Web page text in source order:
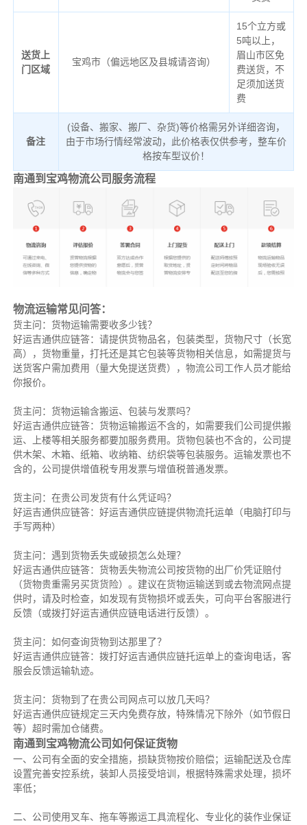
送货上
门区域
宝鸡市（偏远地区及县城请咨询）
15个立方或
5吨以上，
眉山市区免
费送货，不
足须加送货
费
备注
(设备、搬家、搬厂、杂货)等价格需另外详细咨询，
由于市场行情经常波动，此价格表仅供参考，整车价
格按车型议价！
南通到宝鸡物流公司服务流程
物流运输常见问答：
货主问：货物运输需要收多少钱？
好运吉通供应链答：请提供货物品名，包装类型，货物尺寸（长宽
高），货物重量，打托还是其它包装等货物相关信息，如需提货与
送货客户需加费用（量大免提送货费），物流公司工作人员才能给
你报价。
货主问：货物运输含搬运、包装与发票吗？
好运吉通供应链答：货物运输搬运不含的，如需要我们公司提供搬
运、上楼等相关服务都要加服务费用。货物包装也不含的，公司提
供木架、木箱、纸箱、收纳箱、纺织袋等包装服务。运输发票也不
含的，公司提供增值税专用发票与增值税普通发票。
货主问：在贵公司发货有什么凭证吗？
好运吉通供应链答：好运吉通供应链提供物流托运单（电脑打印与
手写两种）
货主问：遇到货物丢失或破损怎么处理？
好运吉通供应链答：货物丢失物流公司按货物的出厂价凭证赔付
（货物贵重需另买货货险）。建议在货物运输送到或去物流网点提
供时，请及时检查，如发现有货物损坏或丢失，可向平台客服进行
反馈（或拨打好运吉通供应链电话进行反馈）。
货主问：如何查询货物到达那里了？
好运吉通供应链答：拨打好运吉通供应链托运单上的查询电话，客
服会反馈运输轨迹。
货主问：货物到了在贵公司网点可以放几天吗？
好运吉通供应链规定三天内免费存放，特殊情况下除外（如节假日
等）超时需加仓储费。
南通到宝鸡物流公司如何保证货物
一、公司有全面的安全措施，损缺货物按价赔偿；运输配送及仓库
设置完善安控系统，装卸人员接受培训，根据特殊需求处理，损坏
率低；
二、公司使用叉车、拖车等搬运工具流程化、专业化的装作业保证